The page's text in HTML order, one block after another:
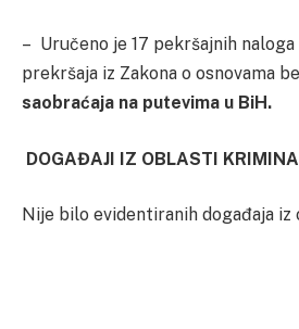
– Uručeno je 17 pekršajnih
prekršaja iz Zakona o osnovama
saobraćaja na putevima u BiH.
DOGAĐAJI IZ OBLASTI
Nije bilo evidentiranih događaja